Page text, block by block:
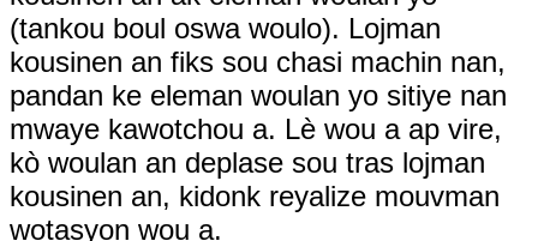
(tankou boul oswa woulo). Lojman
kousinen an fiks sou chasi machin nan,
pandan ke eleman woulan yo sitiye nan
mwaye kawotchou a. Lè wou a ap vire,
kò woulan an deplase sou tras lojman
kousinen an, kidonk reyalize mouvman
wotasyon wou a.